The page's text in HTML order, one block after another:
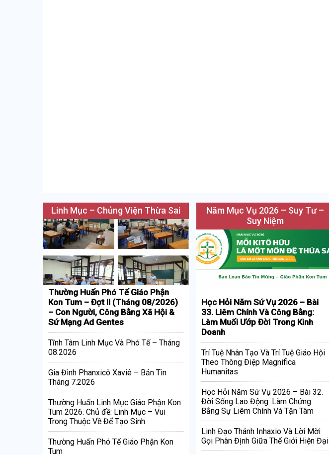
Linh Mục – Chủng Viện Thừa Sai
Thường Huấn Phó Tế Giáo Phận
Kon Tum – Đợt II (Tháng 08/2026)
– Con Người, Công Bằng Xã Hội &
Sứ Mạng Ad Gentes
Tĩnh Tâm Linh Mục Và Phó Tế – Tháng
08.2026
Gia Đình Phanxicô Xaviê – Bản Tin
Tháng 7.2026
Thường Huấn Linh Mục Giáo Phận Kon
Tum 2026. Chủ đề: Linh Mục – Vui
Trong Thuộc Về Để Tạo Sinh
Thường Huấn Phó Tế Giáo Phận Kon
Tum
Năm Mục Vụ 2026 – Suy Tư –
Suy Niệm
Học Hỏi Năm Sứ Vụ 2026 – Bài
33. Liêm Chính Và Công Bằng:
Làm Muối Ướp Đời Trong Kinh
Doanh
Trí Tuệ Nhân Tạo Và Trí Tuệ Giáo Hội
Theo Thông Điệp Magnifica
Humanitas
Học Hỏi Năm Sứ Vụ 2026 – Bài 32.
Đời Sống Lao Động: Làm Chứng
Bằng Sự Liêm Chính Và Tận Tâm
Linh Đạo Thánh Inhaxio Và Lời Mời
Gọi Phân Định Giữa Thế Giới Hiện Đại